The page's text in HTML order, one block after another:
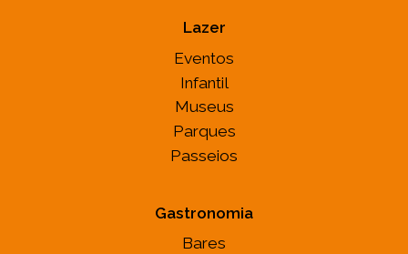
Lazer
Eventos
Infantil
Museus
Parques
Passeios
Gastronomia
Bares